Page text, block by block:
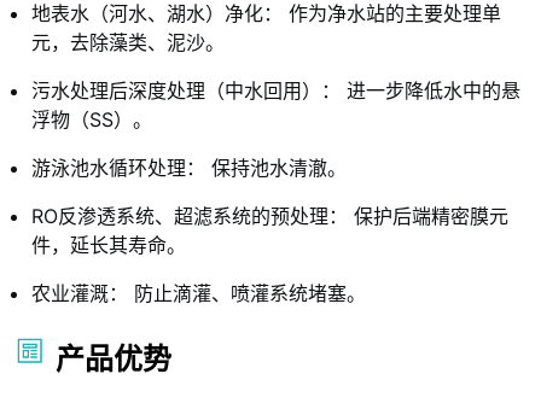
地表水（河水、湖水）净化： 作为净水站的主要处理单
元，去除藻类、泥沙。
污水处理后深度处理（中水回用）： 进一步降低水中的悬
浮物（SS）。
游泳池水循环处理： 保持池水清澈。
RO反渗透系统、超滤系统的预处理： 保护后端精密膜元
件，延长其寿命。
农业灌溉： 防止滴灌、喷灌系统堵塞。
产品优势